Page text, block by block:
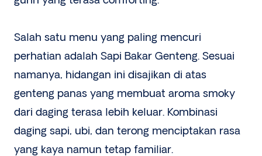
Salah satu menu yang paling mencuri
perhatian adalah Sapi Bakar Genteng. Sesuai
namanya, hidangan ini disajikan di atas
genteng panas yang membuat aroma smoky
dari daging terasa lebih keluar. Kombinasi
daging sapi, ubi, dan terong menciptakan rasa
yang kaya namun tetap familiar.